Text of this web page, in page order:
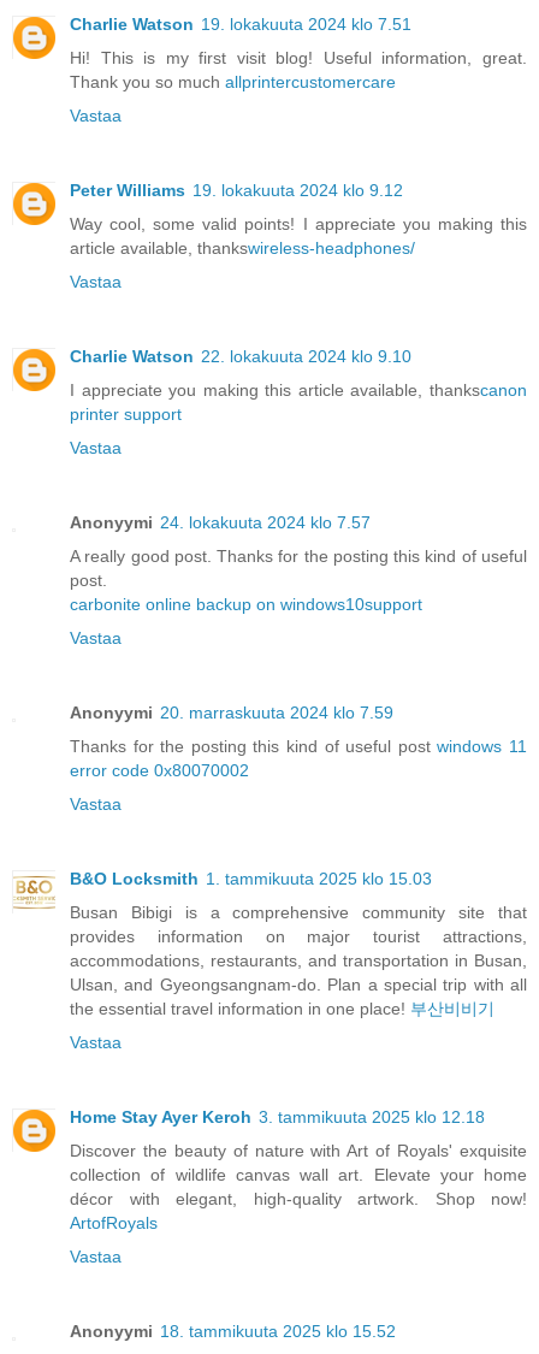
Charlie Watson 19. lokakuuta 2024 klo 7.51
Hi! This is my first visit blog! Useful information, great.
Thank you so much allprintercustomercare
Vastaa
Peter Williams 19. lokakuuta 2024 klo 9.12
Way cool, some valid points! I appreciate you making this
article available, thankswireless-headphones/
Vastaa
Charlie Watson 22. lokakuuta 2024 klo 9.10
I appreciate you making this article available, thankscanon
printer support
Vastaa
Anonyymi 24. lokakuuta 2024 klo 7.57
A really good post. Thanks for the posting this kind of useful
post.
carbonite online backup on windows10support
Vastaa
Anonyymi 20. marraskuuta 2024 klo 7.59
Thanks for the posting this kind of useful postwindows 11
error code 0x80070002
Vastaa
B&O Locksmith 1. tammikuuta 2025 klo 15.03
Busan Bibigi is a comprehensive community site that
provides information on major tourist attractions,
accommodations, restaurants, and transportation in Busan,
Ulsan, and Gyeongsangnam-do. Plan a special trip with all
the essential travel information in one place! 부산비비기
Vastaa
Home Stay Ayer Keroh 3. tammikuuta 2025 klo 12.18
Discover the beauty of nature with Art of Royals' exquisite
collection of wildlife canvas wall art. Elevate your home
décor with elegant, high-quality artwork. Shop now!
ArtofRoyals
Vastaa
Anonyymi 18. tammikuuta 2025 klo 15.52